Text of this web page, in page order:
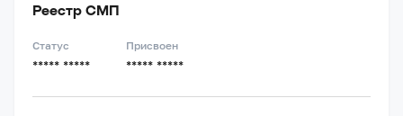
Реестр СМП
Статус
***** *****
Присвоен
***** *****